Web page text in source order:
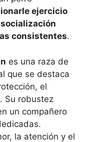
ejercicio
consistentes.
es una raza de
que se destaca
el
Su robustez
un compañero
la atención y el